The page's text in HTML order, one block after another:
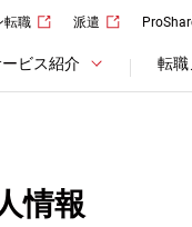
転職 派遣
ビス紹介 転職
情報